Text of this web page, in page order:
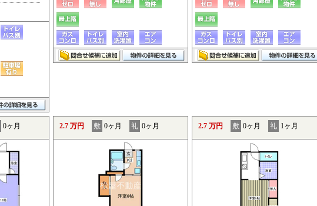
0ヶ月 2.7 万円 敷 0ヶ月 礼 0ヶ月 2.7 万円 敷 0ヶ月 礼 1ヶ月